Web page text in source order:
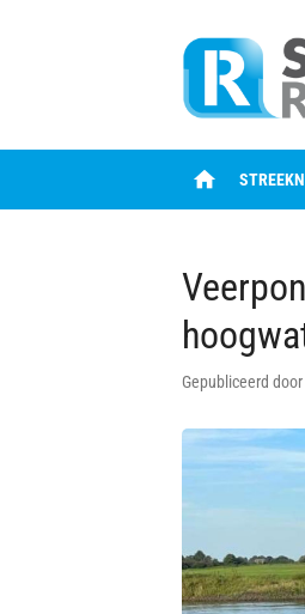
home
Gepubliceerd door